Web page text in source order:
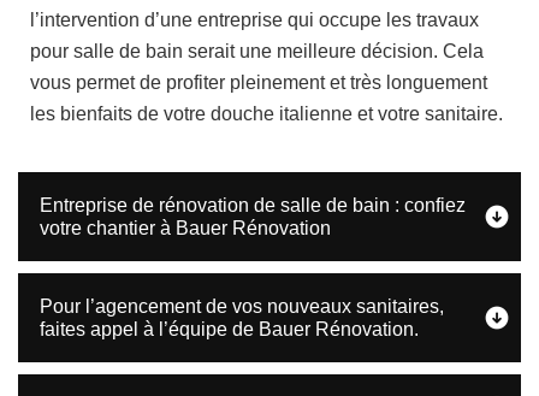
l’intervention d’une entreprise qui occupe les travaux
pour salle de bain serait une meilleure décision. Cela
vous permet de profiter pleinement et très longuement
les bienfaits de votre douche italienne et votre sanitaire.
Entreprise de rénovation de salle de bain : confiez
votre chantier à Bauer Rénovation
Pour l’agencement de vos nouveaux sanitaires,
faites appel à l’équipe de Bauer Rénovation.